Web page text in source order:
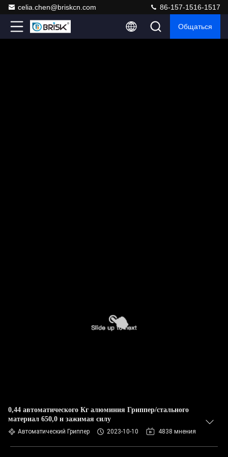
celia.chen@briskcn.com 86-157-1516-1517
Общаться
0,44 автоматического Кг алюминия Гриппер/стального
материал 650,0 н зажимая силу
Автоматический Гриппер 2023-10-10 4838 мнения